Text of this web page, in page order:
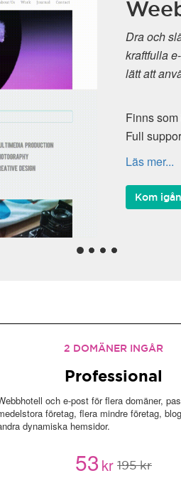
Weebly
Dra och släpp-
kraftfulla e-
lätt att använda
Finns som
Full support
2 DOMÄNER INGÅR
Professional
och e-post för flera domäner,
företag, flera mindre företag,
dynamiska hemsidor.
53kr 195 kr